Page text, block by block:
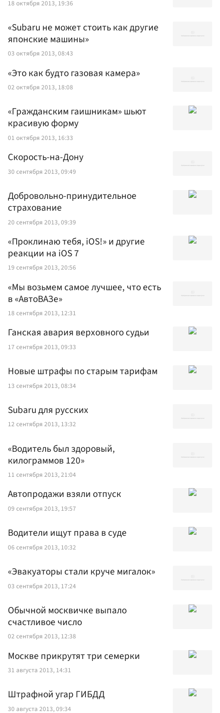
18 октября 2013, 19:36
«Subaru не может стоить как другие
японские машины»
03 октября 2013, 08:43
«Это как будто газовая камера»
02 октября 2013, 18:08
«Гражданским гаишникам» шьют
красивую форму
01 октября 2013, 16:33
Скорость-на-Дону
30 сентября 2013, 09:49
Добровольно-принудительное
страхование
20 сентября 2013, 09:39
«Проклинаю тебя, iOS!» и другие
реакции на iOS 7
19 сентября 2013, 20:56
«Мы возьмем самое лучшее, что есть
в «АвтоВАЗе»
18 сентября 2013, 12:31
Ганская авария верховного судьи
17 сентября 2013, 09:33
Новые штрафы по старым тарифам
13 сентября 2013, 08:34
Subaru для русских
12 сентября 2013, 13:32
«Водитель был здоровый,
килограммов 120»
11 сентября 2013, 21:04
Автопродажи взяли отпуск
09 сентября 2013, 19:57
Водители ищут права в суде
06 сентября 2013, 10:32
«Эвакуаторы стали круче мигалок»
03 сентября 2013, 17:24
Обычной москвичке выпало
счастливое число
02 сентября 2013, 12:38
Москве прикрутят три семерки
31 августа 2013, 14:31
Штрафной угар ГИБДД
30 августа 2013, 09:34